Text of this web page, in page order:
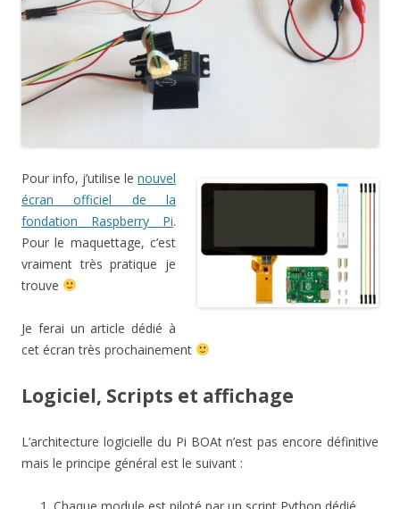
Pour info, j’utilise le nouvel
écran officiel de la
fondation Raspberry Pi.
Pour le maquettage, c’est
vraiment très pratique je
trouve
Je ferai un article dédié à
cet écran très prochainement
Logiciel, Scripts et affichage
L’architecture logicielle du Pi BOAt n’est pas encore définitive
mais le principe général est le suivant :